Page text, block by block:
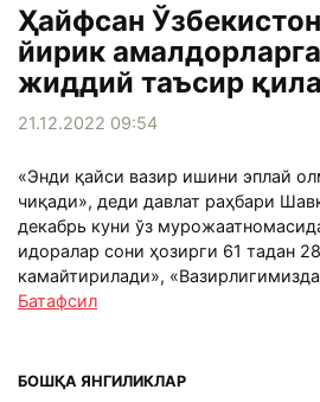
Ҳайфсан
йирик
жиддий таъсир
21.12.2022 09:54
«Энди қайси вазир ишини эплай
чиқади», деди давлат раҳбари
декабрь куни ўз
идоралар сони ҳозирги 61 тадан
камайтирилади»,
Батафсил
БОШҚА ЯНГИЛИКЛАР